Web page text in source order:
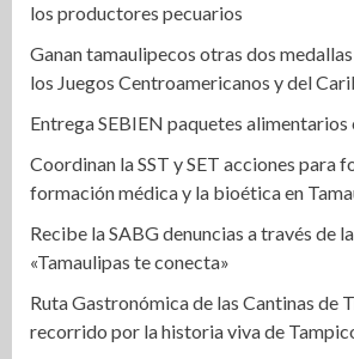
los productores pecuarios
Ganan tamaulipecos otras dos
los Juegos Centroamericanos y del
Entrega SEBIEN paquetes alimentarios
Coordinan la SST y SET acciones para
formación médica y la bioética en
Recibe la SABG denuncias a través de
«Tamaulipas te conecta»
Ruta Gastronómica de las Cantinas de
recorrido por la historia viva de